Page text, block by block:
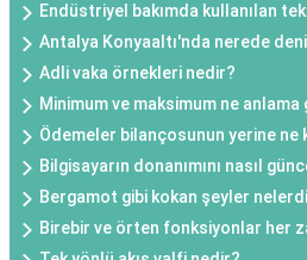
Endüstriyel bakımda kullanılan
Antalya Konyaaltı'nda nerede
Adli vaka örnekleri nedir?
Minimum ve maksimum ne anlama
Ödemeler bilançosunun yerine ne
Bilgisayarın donanımını nasıl
Bergamot gibi kokan şeyler
Birebir ve örten fonksiyonlar her